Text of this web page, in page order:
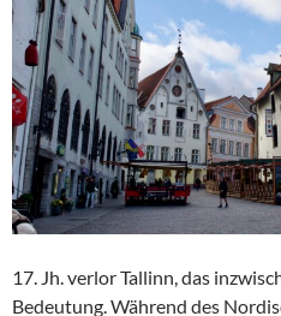
17. Jh. verlor Tallinn, das
Bedeutung. Während des